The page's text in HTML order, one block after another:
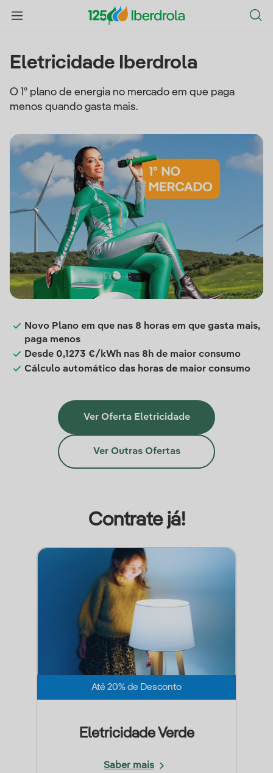
Eletricidade Iberdrola
O 1º plano de energia no mercado em que paga
menos quando gasta mais.
Novo Plano em que nas 8 horas em que gasta mais,
paga menos
Desde 0,1273 €/kWh nas 8h de maior consumo
Cálculo automático das horas de maior consumo
Ver Oferta Eletricidade
Ver Outras Ofertas
Contrate já!
Até 20% de Desconto
Eletricidade Verde
Saber mais